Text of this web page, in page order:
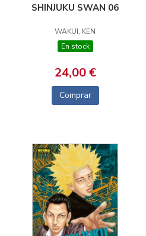
SHINJUKU SWAN 06
WAKUI, KEN
En stock
24,00 €
Comprar